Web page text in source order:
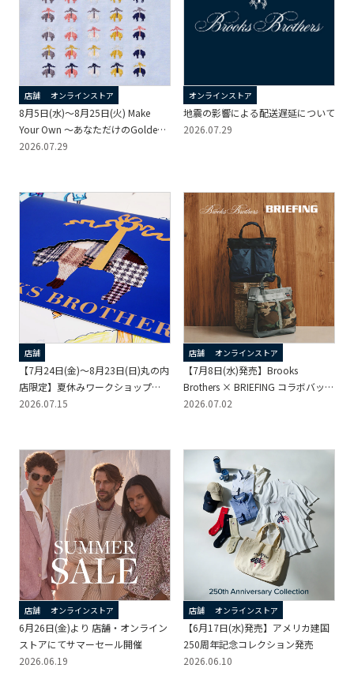
店舗 オンラインストア
8月5日(水)～8月25日(火) Make
Your Own ～あなただけのGolden
Fleece～
2026.07.29
オンラインストア
地震の影響による配送遅延について
2026.07.29
店舗
【7月24日(金)～8月23日(日)丸の内
店限定】夏休みワークショップ
「Upcycle Collage Lab in Brooks
2026.07.15
店舗 オンラインストア
【7月8日(水)発売】Brooks
Brothers × BRIEFING コラボバッグ
新色
2026.07.02
店舗 オンラインストア
6月26日(金)より 店舗・オンライン
ストアにてサマーセール開催
2026.06.19
店舗 オンラインストア
【6月17日(水)発売】アメリカ建国
250周年記念コレクション発売
2026.06.10